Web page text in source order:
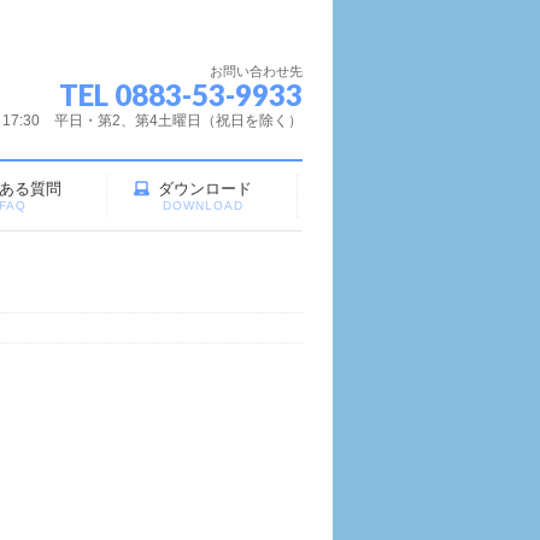
お問い合わせ先
TEL 0883-53-9933
平日・第2、第4土曜日（祝日を除く）
る質問
FAQ
ダウンロード
DOWNLOAD